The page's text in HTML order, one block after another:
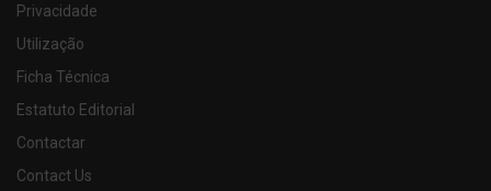
Privacidade
Utilização
Ficha Técnica
Estatuto Editorial
Contactar
Contact Us